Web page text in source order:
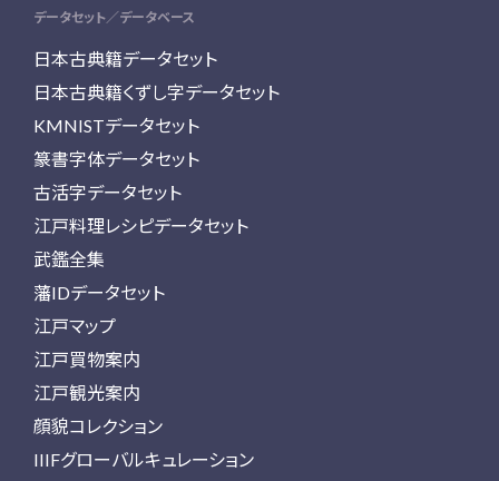
データセット／データベース
日本古典籍データセット
日本古典籍くずし字データセット
KMNISTデータセット
篆書字体データセット
古活字データセット
江戸料理レシピデータセット
武鑑全集
藩IDデータセット
江戸マップ
江戸買物案内
江戸観光案内
顔貌コレクション
IIIFグローバルキュレーション